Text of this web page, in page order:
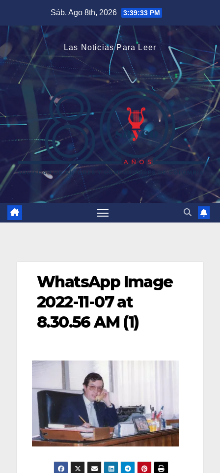
contenido
Sáb. Ago 8th, 2026 3:39:33 PM
Las Noticias Para Leer
WhatsApp Image
2022-11-07 at
8.30.56 AM (1)